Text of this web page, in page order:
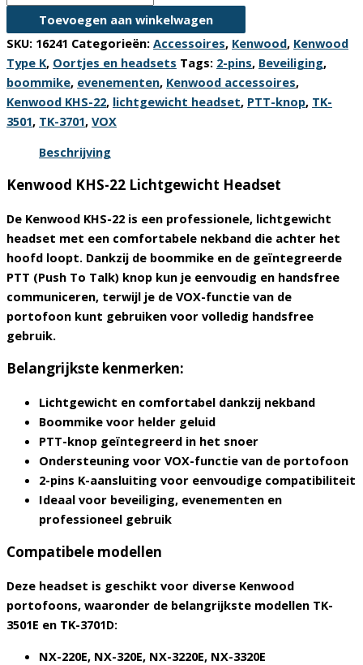
KHS-
22
Lichtgewicht
Headset
–
TK-
3701
3501
Toevoegen aan winkelwagen
SKU: 16241 Categorieën: Accessoires, Kenwood, Kenwood
Type K, Oortjes en headsets Tags: 2-pins, Beveiliging,
boommike, evenementen, Kenwood accessoires,
Kenwood KHS-22, lichtgewicht headset, PTT-knop, TK-
3501, TK-3701, VOX
Beschrijving
Kenwood KHS-22 Lichtgewicht Headset
De Kenwood KHS-22 is een professionele, lichtgewicht
headset met een comfortabele nekband die achter het
hoofd loopt. Dankzij de boommike en de geïntegreerde
PTT (Push To Talk) knop kun je eenvoudig en handsfree
communiceren, terwijl je de VOX-functie van de
portofoon kunt gebruiken voor volledig handsfree
gebruik.
Belangrijkste kenmerken:
Lichtgewicht en comfortabel dankzij nekband
Boommike voor helder geluid
PTT-knop geïntegreerd in het snoer
Ondersteuning voor VOX-functie van de portofoon
2-pins K-aansluiting voor eenvoudige compatibiliteit
Ideaal voor beveiliging, evenementen en
professioneel gebruik
Compatibele modellen
Deze headset is geschikt voor diverse Kenwood
portofoons, waaronder de belangrijkste modellen TK-
3501E en TK-3701D:
NX-220E, NX-320E, NX-3220E, NX-3320E